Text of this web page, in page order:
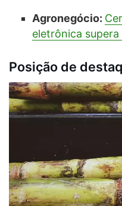
Agronegócio:
eletrônica supera
Posição de